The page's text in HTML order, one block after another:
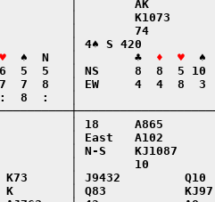
│        AK
│        K1073
│        74
│ 4♠ S 420
  ♠  N   │        ♣
♦  ♥
♠
5  5   │ NS     8  8  5
7  8   │ EW     4  4  8
8  :   │
│ 18     A865
│ East   A102
│ N-S    KJ1087
│        10
K73      │ J9432
K        │ Q83